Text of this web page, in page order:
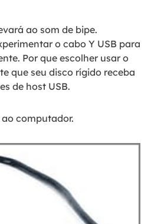
ao som de bipe.
o cabo Y USB para
Por que escolher usar o
que seu disco rígido receba
de host USB.
computador.